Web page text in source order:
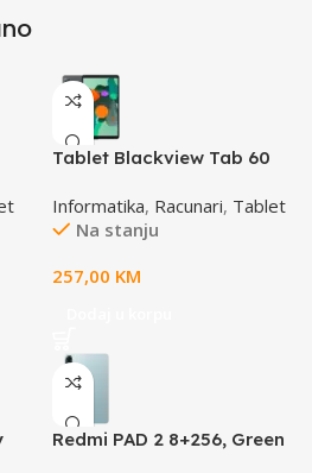
Tablet Blackview Tab 60
Informatika, Racunari, Tablet
Na stanju
257,00 KM
Redmi PAD 2 8+256, Green